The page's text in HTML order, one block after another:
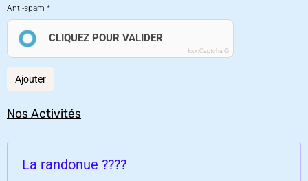
Anti-spam
CLIQUEZ POUR VALIDER
IconCaptcha ©
Ajouter
Nos Activités
La randonue ????